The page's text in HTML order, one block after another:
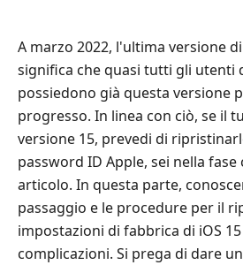
A marzo 2022, l'ultima versione di
significa che quasi tutti gli utenti
possiedono già questa versione
progresso. In linea con ciò, se il
versione 15, prevedi di
password ID Apple, sei nella
articolo. In questa parte,
passaggio e le procedure per il
impostazioni di fabbrica di iOS
complicazioni. Si prega di dare